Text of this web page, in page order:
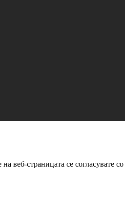
страницата се согласувате